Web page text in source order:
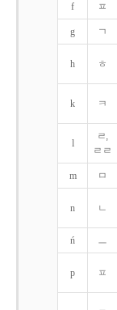
f ㅍ
g ㄱ
h ㅎ
k ㅋ
l
ㄹ,
ㄹㄹ
m ㅁ
n ㄴ
ń ㅡ
p ㅍ